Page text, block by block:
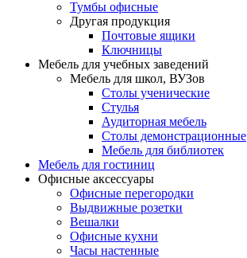
Тумбы офисные
Другая продукция
Почтовые ящики
Ключницы
Мебель для учебных заведений
Мебель для школ, ВУЗов
Столы ученические
Стулья
Аудиторная мебель
Столы демонстрационные
Мебель для библиотек
Мебель для гостиниц
Офисные аксессуары
Офисные перегородки
Выдвижные розетки
Вешалки
Офисные кухни
Часы настенные